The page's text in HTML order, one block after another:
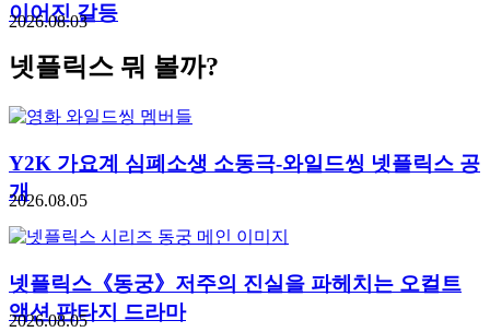
이어진 갈등
2026.08.03
넷플릭스 뭐 볼까?
Y2K 가요계 심폐소생 소동극-와일드씽 넷플릭스 공
개
2026.08.05
넷플릭스《동궁》저주의 진실을 파헤치는 오컬트
액션 판타지 드라마
2026.08.05